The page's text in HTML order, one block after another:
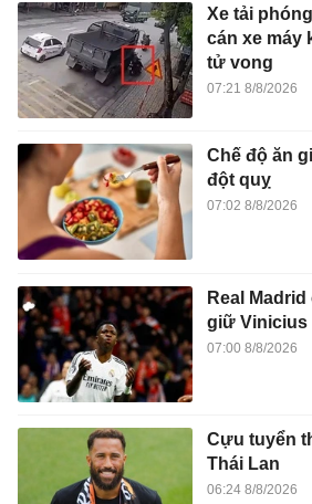
Xe tải
cán xe máy
tử vong
07:21 8/8/2026
Chế độ ăn
đột quỵ
07:02 8/8/2026
Real
giữ Vinicius
07:00 8/8/2026
Cựu tuyển
Thái Lan
06:24 8/8/2026